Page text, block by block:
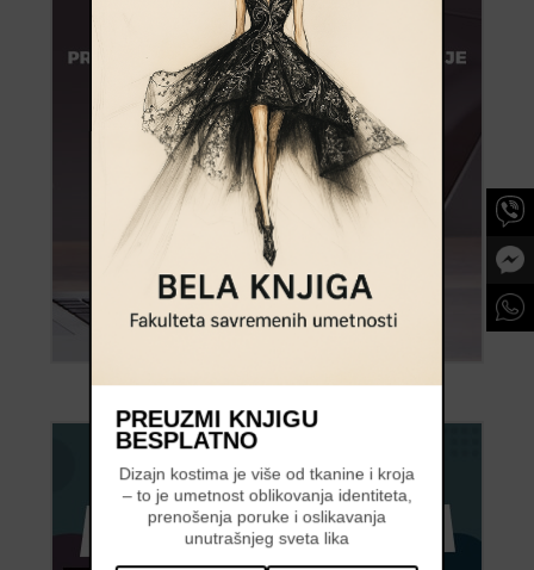
PREUZMI KNJIGU
BESPLATNO
Dizajn kostima je više od tkanine i kroja
– to je umetnost oblikovanja identiteta,
prenošenja poruke i oslikavanja
unutrašnjeg sveta lika